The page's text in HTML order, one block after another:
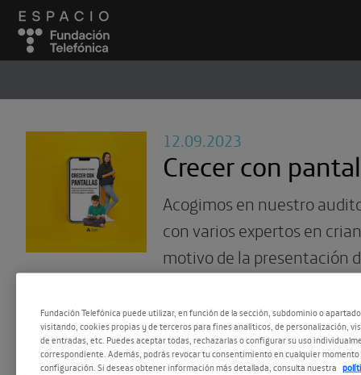
12.09.2023
Crecer con
Acogimos en nuestro
con varios expertos en
motivo de la presentación
Fundación Telefónica puede utilizar, en función de la sección, subdominio o
visitando, cookies propias y de terceros para fines analíticos, de personalización,
de entradas, etc. Puedes aceptar todas, rechazarlas o configurar su uso
correspondiente. Además, podrás revocar tu consentimiento en cualquier momento
configuración. Si deseas obtener información más detallada, consulta nuestra